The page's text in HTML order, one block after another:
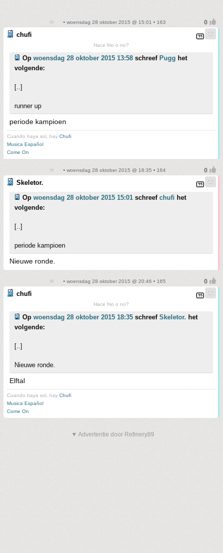
• woensdag 28 oktober 2015 @ 15:01 • 163
chufi
Hace frio o no?
Op woensdag 28 oktober 2015 13:58 schreef Pugg het
volgende:
[..]
runner up
periode kampioen
Cuando haya sol, hay Chufi
Musica Español
Come On
• woensdag 28 oktober 2015 @ 18:35 • 164
Skeletor.
Op woensdag 28 oktober 2015 15:01 schreef chufi het
volgende:
[..]
periode kampioen
Nieuwe ronde.
• woensdag 28 oktober 2015 @ 20:46 • 165
chufi
Hace frio o no?
Op woensdag 28 oktober 2015 18:35 schreef Skeletor. het
volgende:
[..]
Nieuwe ronde.
Elftal
Cuando haya sol, hay Chufi
Musica Español
Come On
▼ Advertentie door Refinery89